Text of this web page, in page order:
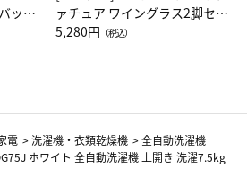
ッグ
ス
ァチュア ワイングラス2脚セッ
ト（レッドワイン）
5,280円 （税込）
電 >洗濯機・衣類乾燥機 >全自動洗濯機
ホワイト 全自動洗濯機 上開き 洗濯7.5kg